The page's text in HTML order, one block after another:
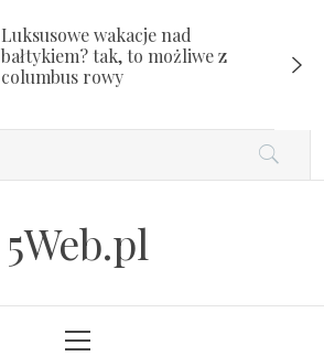
Luksusowe wakacje nad
bałtykiem? tak, to możliwe z
columbus rowy
5Web.pl
Menu